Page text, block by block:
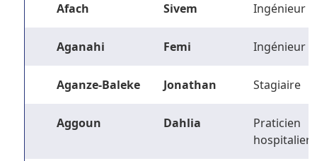
Afach Sivem Ingénieur
Aganahi Femi Ingénieur
Aganze-Baleke Jonathan Stagiaire
Aggoun Dahlia
Praticien
hospitalier